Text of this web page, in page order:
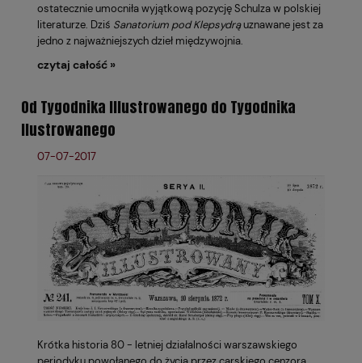
ostatecznie umocniła wyjątkową pozycję Schulza w polskiej
literaturze. Dziś Sanatorium pod Klepsydrąuznawane jest za
jedno z najważniejszych dzieł międzywojnia.
czytaj całość »
Od Tygodnika Illustrowanego do Tygodnika
Ilustrowanego
07-07-2017
Krótka historia 80 - letniej działalności warszawskiego